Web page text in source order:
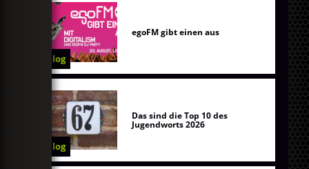
Blog
egoFM gibt einen aus
Blog
Das sind die Top 10 des
Jugendworts 2026